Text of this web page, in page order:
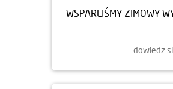
WSPARLIŚMY ZIMOWY
dowiedz